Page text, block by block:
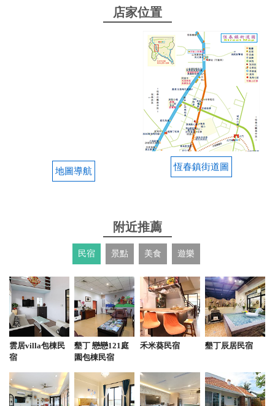
2025-12-14 11:46:17
總結：味道中，餐點沒有融合很好的感覺，服務態度
好 紅燒牛肉麵（拉麵）$ 本人吃過其他素食餐廳提供
紅燒牛肉麵相較料多便宜又融合得很好吃 這間湯頭普
通，食材菜量麵量少，食材間彼此分開，但食材新
鮮，供參考。 火龍果捲 創意但醬汁不優，餅皮薄
脆，內餡份量豐富，醬汁多，隨餐附上2種沾醬，但
本身捲餅已有醬汁，再沾提供的特色沾醬相對太水，
供參考
2025-10-16 16:44:56
單上任何你看到跟「肉」有關的全是素肉，店內沒有
「明顯」標榜有關素食的字眼，即便有也真的很小易
忽視，容易誤導餐客。 尤其中文菜單下的英文翻譯豬
肉飯寫Pork 卻沒有肉，應該要有veggie相關字眼對外
國人較友善
店家位置
地圖導航 恆春鎮街道圖
附近推薦
民宿 景點 美食 遊樂
雲居villa包棟民
宿
墾丁 戀戀121庭
園包棟民宿
禾米葵民宿 墾丁辰居民宿